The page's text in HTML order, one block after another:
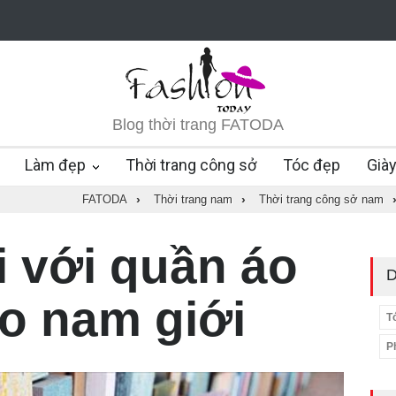
Blog thời trang FATODA
Làm đẹp Thời trang công sở Tóc đẹp
FATODA › Thời trang nam › Thời trang công sở nam ›
với quần áo
nam giới